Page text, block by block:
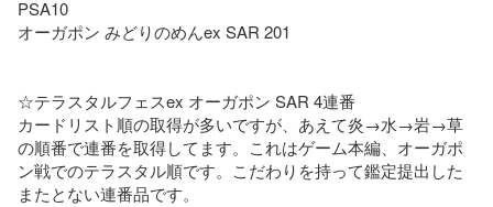
PSA10
オーガポン みどりのめんex SAR 201
☆テラスタルフェスex オーガポン SAR 4連番
カードリスト順の取得が多いですが、あえて炎→水→岩→草
の順番で連番を取得してます。これはゲーム本編、オーガポ
ン戦でのテラスタル順です。こだわりを持って鑑定提出した
またとない連番品です。